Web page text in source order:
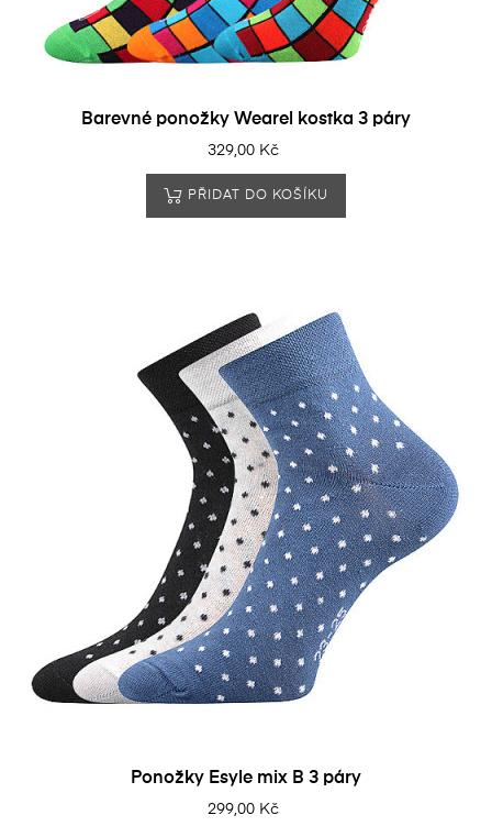
Barevné ponožky Wearel kostka 3 páry
329,00 Kč
PŘIDAT DO KOŠÍKU
Ponožky Esyle mix B 3 páry
299,00 Kč